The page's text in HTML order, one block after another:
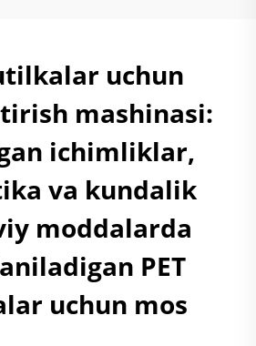
uchun
mashinasi:
ichimliklar,
va kundalik
moddalarda
PET
uchun mos